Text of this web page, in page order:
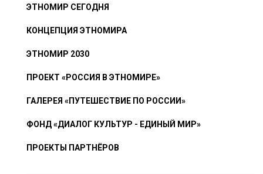
ЭТНОМИР СЕГОДНЯ
КОНЦЕПЦИЯ ЭТНОМИРА
ЭТНОМИР 2030
ПРОЕКТ «РОССИЯ В ЭТНОМИРЕ»
ГАЛЕРЕЯ «ПУТЕШЕСТВИЕ ПО РОССИИ»
ФОНД «ДИАЛОГ КУЛЬТУР - ЕДИНЫЙ МИР»
ПРОЕКТЫ ПАРТНЁРОВ